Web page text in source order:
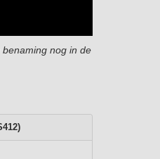
nog in de